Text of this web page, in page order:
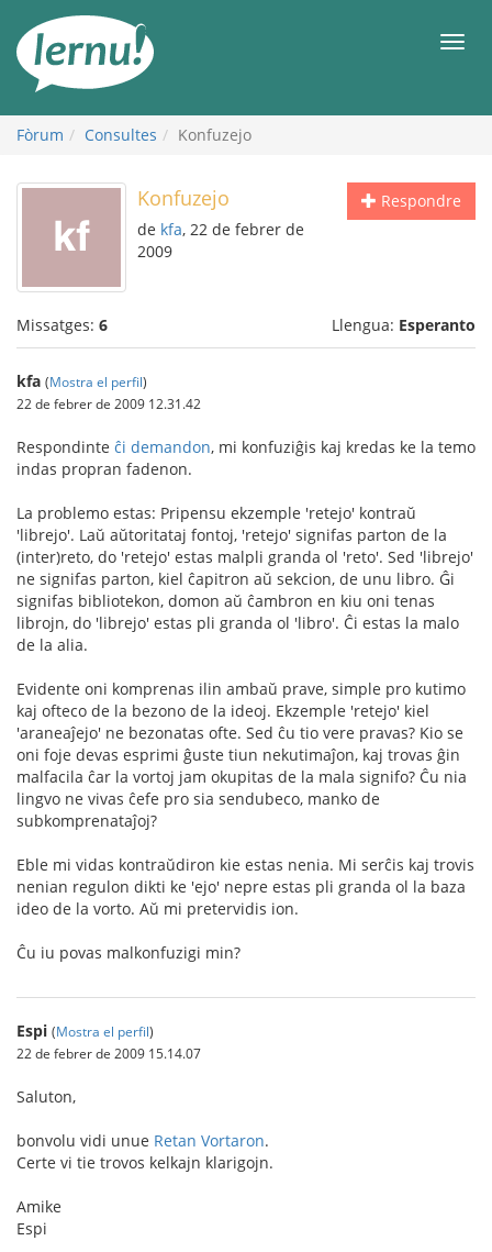
contingut
Fòrum Consultes Konfuzejo
Respondre
Konfuzejo
de kfa, 22 de febrer de
2009
Missatges: 6 Llengua: Esperanto
kfa (Mostra el perfil)
22 de febrer de 2009 12.31.42
Respondinte ĉi demandon, mi konfuziĝis kaj kredas ke la temo
indas propran fadenon.
La problemo estas: Pripensu ekzemple 'retejo' kontraŭ
'librejo'. Laŭ aŭtoritataj fontoj, 'retejo' signifas parton de la
(inter)reto, do 'retejo' estas malpli granda ol 'reto'. Sed 'librejo'
ne signifas parton, kiel ĉapitron aŭ sekcion, de unu libro. Ĝi
signifas bibliotekon, domon aŭ ĉambron en kiu oni tenas
librojn, do 'librejo' estas pli granda ol 'libro'. Ĉi estas la malo
de la alia.
Evidente oni komprenas ilin ambaŭ prave, simple pro kutimo
kaj ofteco de la bezono de la ideoj. Ekzemple 'retejo' kiel
'araneaĵejo' ne bezonatas ofte. Sed ĉu tio vere pravas? Kio se
oni foje devas esprimi ĝuste tiun nekutimaĵon, kaj trovas ĝin
malfacila ĉar la vortoj jam okupitas de la mala signifo? Ĉu nia
lingvo ne vivas ĉefe pro sia sendubeco, manko de
subkomprenataĵoj?
Eble mi vidas kontraŭdiron kie estas nenia. Mi serĉis kaj trovis
nenian regulon dikti ke 'ejo' nepre estas pli granda ol la baza
ideo de la vorto. Aŭ mi pretervidis ion.
Ĉu iu povas malkonfuzigi min?
Espi (Mostra el perfil)
22 de febrer de 2009 15.14.07
Saluton,
bonvolu vidi unue Retan Vortaron.
Certe vi tie trovos kelkajn klarigojn.
Amike
Espi